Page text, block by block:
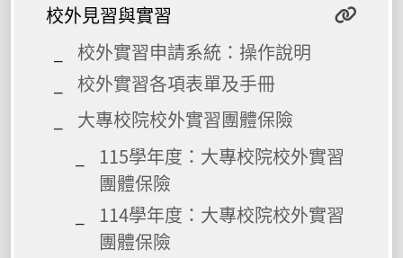
校外見習與實習
校外實習申請系統：操作說明
校外實習各項表單及手冊
大專校院校外實習團體保險
115學年度：大專校院校外實習
團體保險
114學年度：大專校院校外實習
團體保險